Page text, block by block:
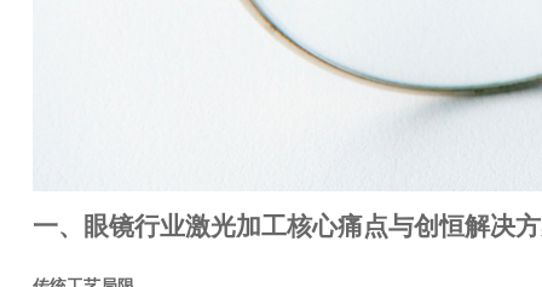
一、眼镜行业激光加工核心痛点与创恒解决